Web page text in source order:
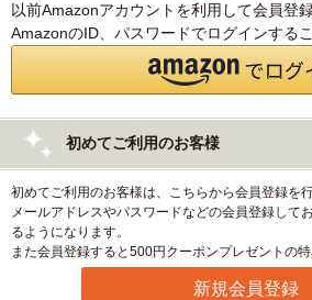
以前Amazonアカウントを利用して会員登
AmazonのID、パスワードでログインする
初めてご利用のお客様
初めてご利用のお客様は、こちらから会員登録を
メールアドレスやパスワードなどの会員登録して
るようになります。
また会員登録すると500円クーポンプレゼントの特